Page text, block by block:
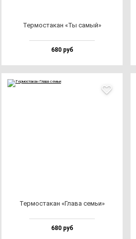
Тер­мос­та­кан «Ты са­мый»
680 руб
Тер­мос­та­кан «Гла­ва семьи»
680 руб